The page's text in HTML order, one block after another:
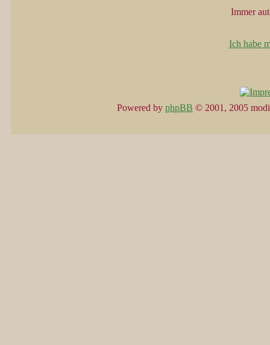
Immer
Ich habe
Powered by phpBB © 2001, 2005